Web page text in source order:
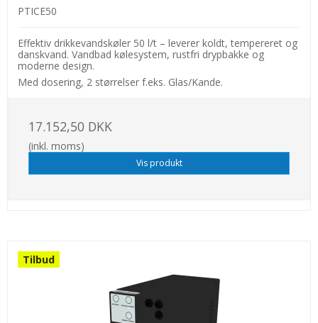
PTICE50
Effektiv drikkevandskøler 50 l/t – leverer koldt, tempereret og
danskvand. Vandbad kølesystem, rustfri drypbakke og
moderne design.
Med dosering, 2 størrelser f.eks. Glas/Kande.
17.152,50 DKK
(inkl. moms)
Vis produkt
Tilbud